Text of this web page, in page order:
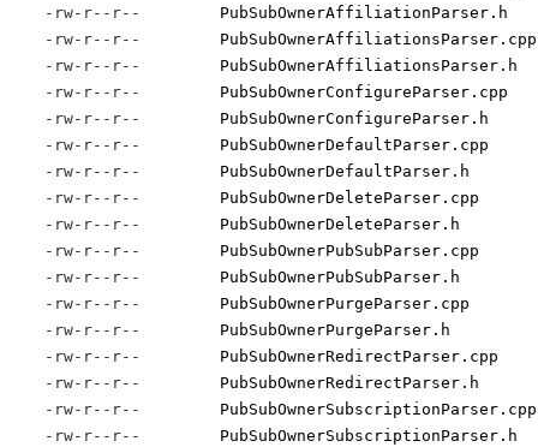
-rw-r--r--
PubSubOwnerAffiliationParser.h
-rw-r--r--
PubSubOwnerAffiliationsParser.cpp
-rw-r--r--
PubSubOwnerAffiliationsParser.h
-rw-r--r--
PubSubOwnerConfigureParser.cpp
-rw-r--r--
PubSubOwnerConfigureParser.h
-rw-r--r--
PubSubOwnerDefaultParser.cpp
-rw-r--r--
PubSubOwnerDefaultParser.h
-rw-r--r--
PubSubOwnerDeleteParser.cpp
-rw-r--r--
PubSubOwnerDeleteParser.h
-rw-r--r--
PubSubOwnerPubSubParser.cpp
-rw-r--r--
PubSubOwnerPubSubParser.h
-rw-r--r--
PubSubOwnerPurgeParser.cpp
-rw-r--r--
PubSubOwnerPurgeParser.h
-rw-r--r--
PubSubOwnerRedirectParser.cpp
-rw-r--r--
PubSubOwnerRedirectParser.h
-rw-r--r--
PubSubOwnerSubscriptionParser.cpp
-rw-r--r--
PubSubOwnerSubscriptionParser.h